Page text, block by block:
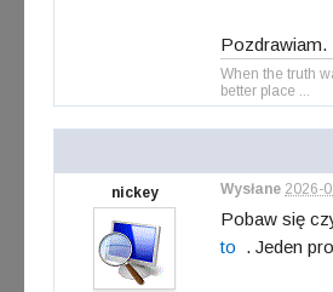
Pozdrawiam.
When the truth
better place ...
nickey Wysłane 2026-
Pobaw się
to . Jeden